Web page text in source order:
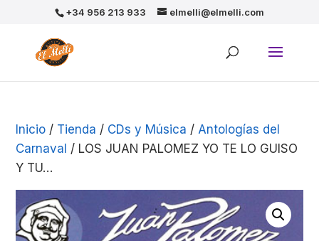
+34 956 213 933 elmelli@elmelli.com
Inicio / Tienda / CDs y Música / Antologías del
Carnaval / LOS JUAN PALOMEZ YO TE LO GUISO
Y TU…